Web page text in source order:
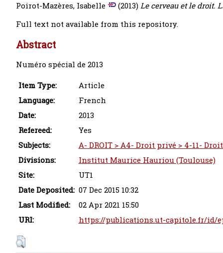
Poirot-Mazères, Isabelle (2013)Le cerveau et le droit.
Full text not available from this repository.
Abstract
Numéro spécial de 2013
Item Type:
Article
Language:
French
Date:
2013
Refereed:
Yes
Subjects:
A- DROIT > A4- Droit privé > 4-11-
Divisions:
Institut Maurice Hauriou (Toulouse)
Site:
UT1
Date Deposited: 07 Dec 2015 10:32
Last Modified:
02 Apr 2021 15:50
URI:
https://publications.ut-capitole.fr/id/